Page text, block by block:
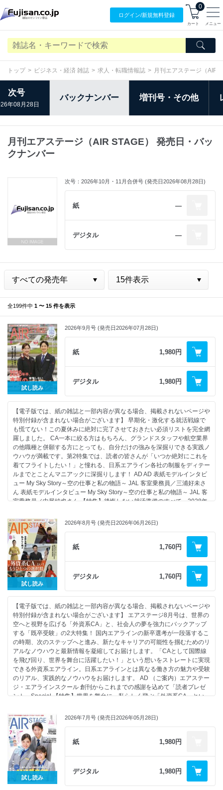
ログイン/新規無料登録
0
カート メニュー
トップ ビジネス・経済 雑誌 求人・転職情報誌 月刊エアステージ（AIR
次号
年08月28日
バックナンバー 増刊号・その他
月刊エアステージ（AIR STAGE） 発売日・バッ
クナンバー
次号：2026年10月・11月合併号 (発売日2026年08月28日)
紙 ―
デジタル ―
全199件中 1 〜 15 件を表示
試し読み
2026年9月号 (発売日2026年07月28日)
紙 1,980円
デジタル 1,980円
【電子版では、紙の雑誌と一部内容が異なる場合、掲載されないページや
特別付録が含まれない場合がございます】 早期化・激化する就活戦線で
も慌てない！この夏休みに絶対に完了させておきたい必須リストを完全網
羅しました。 CA一本に絞る方はもちろん、グランドスタッフや航空業界
の他職種と併願する方にとっても、自分だけの強みを深掘りできる実践ノ
ウハウが満載です。第2特集では、読者の皆さんが「いつか絶対にこれを
着てフライトしたい！」と憧れる、日系エアライン各社の制服をディテー
ルまでとことんマニアックに深掘りします！ AD AD 表紙モデルインタビ
ュー My Sky Story～空の仕事と私の物語～ JAL 客室乗務員／三浦好未さ
ん 表紙モデルインタビュー My Sky Story～空の仕事と私の物語～ JAL 客
室乗務員／中尾純也さん 【特集】後悔しない就活準備のすべて 2028年
者が今すぐできること 次は、あなたの番。 JAL新人CA・大川華澄さんの
その後 書くほど“私”が見えてくる「 強み」と「エピソード」が深まる 徹
底的に自己分析 40日間・3ステップの集中カリキュラム めざせ、
TOEIC600点！ 夏休み、英語集中特訓計画 満点不要！ 通過できればOK
SPIも玉手箱も怖くない！ CA筆記試験攻略法 初めてでも安心！ OG・OB
訪問「 予約」と「質疑応答」マニュアル 自分に合う会社を探そう！ 新卒
者のための日本のエアライン「社風の違い」の見抜き方 企業研究でもう
ひとつ大切な視点 社風と並んで大切な「会社規模」 そもそも私の適性は
どっち？ CA vs. グランドスタッフ職種徹底比較 面接に応用できる！
のスーツ編「100点満点の就活スタイル」 Part2：小物・着こなし編
「差がつくスタイリング術」 Part3：表情・顔まわり編「知性と信頼感を
アピールするヘア＆メイク」 Part4：エントリーシート対策編「書類選考
を通過するエントリー写真」 ANA CAだった恩師の背中を追いかけて コ
ロナ禍で遠回りしてつかんだ夢 復活！読者プレゼント 【第2特集】いつ
かこの制服を、わたしが着る 日本のエアラインCA制服ビジュアルブック
／JALグループ ANAグループ Peach フジドリームエアラインズ／AIRDO
ZIPAIR／ソラシドエア／ジェットスター・ジャパン スプリング・ジャパ
ン スターフライヤー／スカイマーク 空の現場で働こう！注目求人PICK
UP 【2026年8月】航空就活スケジュールと今月やっておきたいこと あこ
中連載】グランドスタッフ志望者のための空港と仕事の基礎知識 外資系
CA Tokoのチャットルーム エアライン就活のモヤモヤを解決！ みんなの
お悩み相談室 エアステージ・エアラインスクール 人気講師が伝授する
「受験者が得するヒント」 CAになるための教科書 CA＆グランドスタッ
フ 筆記試験講座（国語／英語／社会／理数） エアステージ「教科書シ
リーズ」ムックのご案内 「AIR STAGE」バックナンバーのご案内
CONTENTS AD AD （裏表紙）【特別付録】“就活手帖” （表紙）【特別付
録】“就活手帖” ※このページから御覧ください
試し読み
2026年8月号 (発売日2026年06月26日)
紙 1,760円
デジタル 1,760円
【電子版では、紙の雑誌と一部内容が異なる場合、掲載されないページや
特別付録が含まれない場合がございます】 エアステージ8月号は、世界の
空へと視野を広げる「外資系CA」と、社会人の夢を強力にバックアップ
する「既卒受験」の2大特集！ 国内エアラインの新卒選考が一段落するこ
の時期、次のステップへと進み、新たなキャリアの可能性を掴むためのリ
アルなノウハウと最新情報を凝縮してお届けします。「CAとして国際線
を飛び回り、世界を舞台に活躍したい！」という想いをストレートに実現
できる外資系エアライン。日系エアラインとは異なる働き方の魅力や受験
のリアル、実践的なノウハウをお届けします。 AD （ご案内）エアステー
ジ・エアラインスクール 創刊からこれまでの感謝を込めて「読者プレゼ
ント」Special 【特集】世界を舞台に、私らしく飛ぶ「外資系CA」とい
ライン制服 外資系でかなえた私らしい働き方 現役日本人CAのリアルボ
イス／エティハド航空 野村クレアニコルさん キャセイパシフィック航
空 芳賀進哉さん スターラックス航空 伊藤智裕さん エアアジア 鎗柄有
未さん スクート 桐生杏美さん どこに住む？ どこへ飛ぶ？ 日本人CAが在
籍する外資系エアラインＭAP 採用はある？ どんな人が合格する？ 外資
系エアラインのCAになるために知っておきたいこと 企業文化は？ キャリ
アパスは？ 外資系エアラインと日本のエアラインCAの違い 外資系エアラ
インに応募してみよう／STEP1：オンラインエントリー STEP2：英文履
歴書 STEP3：カバーレター STEP4：採用試験の内容 【第2特集】い
試し読み
2026年7月号 (発売日2026年05月28日)
紙 1,980円
デジタル 1,980円